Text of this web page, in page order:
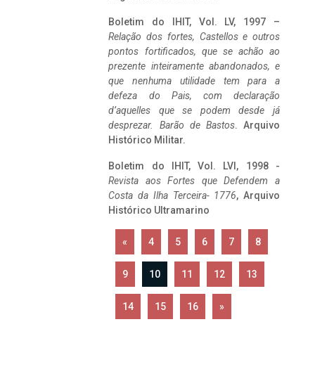
Boletim do IHIT, Vol. LV, 1997 –
Relação dos fortes, Castellos e outros
pontos fortificados, que se achão ao
prezente inteiramente abandonados, e
que nenhuma utilidade tem para a
defeza do Pais, com declaração
d’aquelles que se podem desde já
desprezar. Barão de Bastos. Arquivo
Histórico Militar.
Boletim do IHIT, Vol. LVI, 1998 -
Revista aos Fortes que Defendem a
Costa da Ilha Terceira- 1776, Arquivo
Histórico Ultramarino
« 4 5 6 7 8
9 10 11 12 13
14 15 16 »